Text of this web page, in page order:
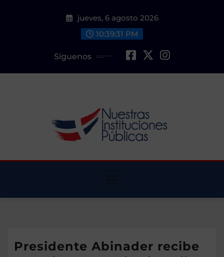
jueves, 6 agosto 2026
10:39:32 PM
Síguenos
Presidente Abinader recibe